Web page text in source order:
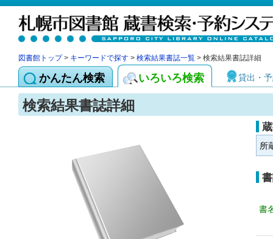
図書館トップ> キーワードで探す > 検索結果書誌一覧 > 検索結果書誌詳細
かんたん検索 いろいろ検索 貸出・
検索結果書誌詳細
所
書